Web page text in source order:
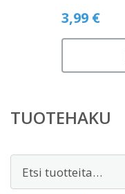
3,99 €
TUOTEHAKU